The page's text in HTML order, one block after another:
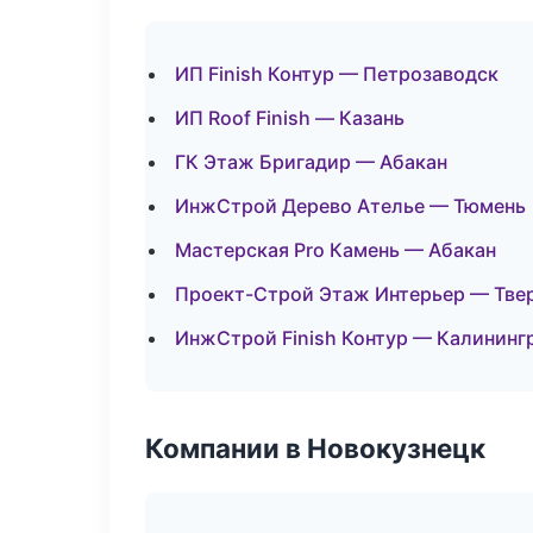
ИП Finish Контур — Петрозаводск
ИП Roof Finish — Казань
ГК Этаж Бригадир — Абакан
ИнжСтрой Дерево Ателье — Тюмень
Мастерская Pro Камень — Абакан
Проект-Строй Этаж Интерьер —
ИнжСтрой Finish Контур —
Компании в Новокузнецк